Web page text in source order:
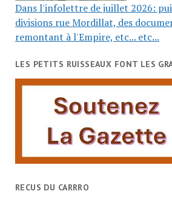
Dans l'infolettre de juillet 2026:
divisions rue Mordillat, des
remontant à l'Empire, etc... etc...
LES PETITS RUISSEAUX FONT LES
RECUS DU CARRRO